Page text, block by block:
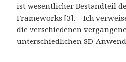
ist wesentlicher Bestandteil
Frameworks [3]. – Ich
die verschiedenen
unterschiedlichen SD-